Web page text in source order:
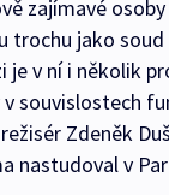
zajímavé
trochu jako
je v ní i několik
souvislostech
Zdeněk
nastudoval v